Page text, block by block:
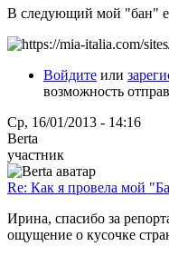
В следующий мой "бан"
Войдите или
возможность
Ср, 16/01/2013 - 14:16
Berta
участник
Re: Как я провела мой
Ирина, спасибо за
ощущение о кусочке